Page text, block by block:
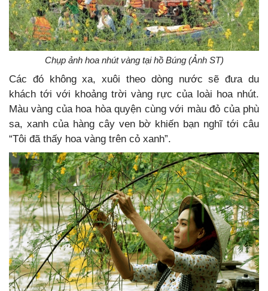
Chụp ảnh hoa nhút vàng tại hồ Búng (Ảnh ST)
Các đó không xa, xuôi theo dòng nước sẽ đưa du
khách tới với khoảng trời vàng rực của loài hoa nhút.
Màu vàng của hoa hòa quyện cùng với màu đỏ của phù
sa, xanh của hàng cây ven bờ khiến bạn nghĩ tới câu
“Tôi đã thấy hoa vàng trên cỏ xanh”.